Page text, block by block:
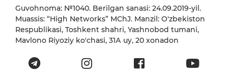
Guvohnoma: №1040. Berilgan sanasi: 24.09.2019-yil.
Muassis: “High Networks” MChJ. Manzil: O'zbekiston
Respublikasi, Toshkent shahri, Yashnobod tumani,
Mavlono Riyoziy ko'chasi, 31А uy, 20 xonadon